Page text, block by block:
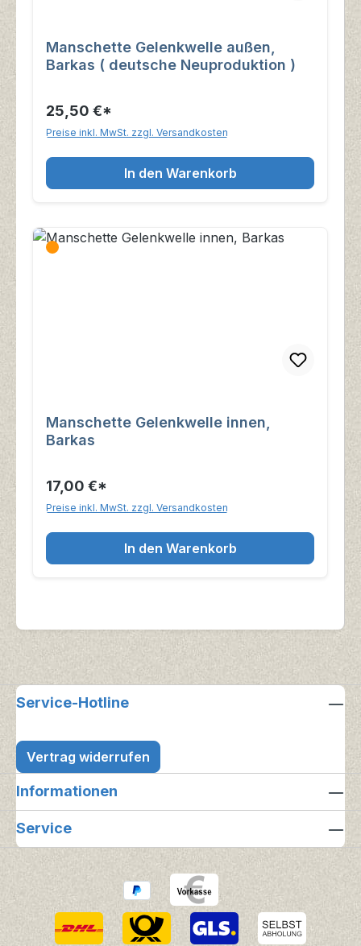
Manschette Gelenkwelle außen,
Barkas ( deutsche Neuproduktion )
25,50 €*
Preise inkl. MwSt. zzgl. Versandkosten
In den Warenkorb
Manschette Gelenkwelle innen,
Barkas
17,00 €*
Preise inkl. MwSt. zzgl. Versandkosten
In den Warenkorb
Service-Hotline
Vertrag widerrufen
Informationen
Service